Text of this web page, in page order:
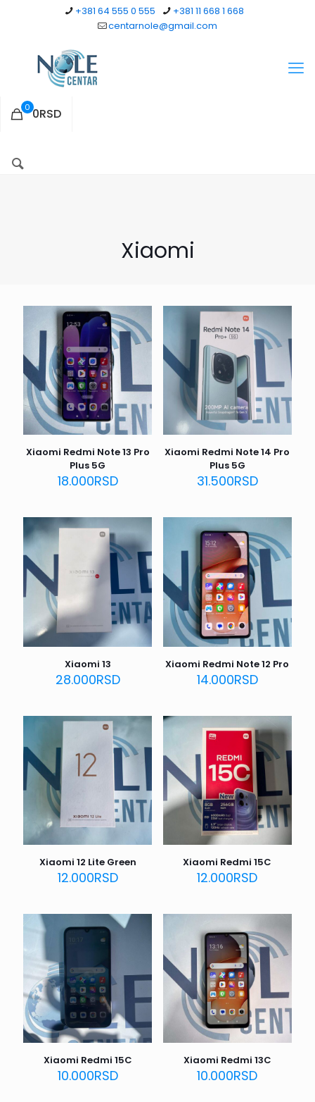
+381 64 555 0 555
+381 11 668 1 668
centarnole@gmail.com
0 0RSD
Xiaomi
Xiaomi Redmi Note 13 Pro
Plus 5G
18.000RSD
Xiaomi Redmi Note 14 Pro
Plus 5G
31.500RSD
Xiaomi 13
28.000RSD
Xiaomi Redmi Note 12 Pro
14.000RSD
Xiaomi 12 Lite Green
12.000RSD
Xiaomi Redmi 15C
12.000RSD
Xiaomi Redmi 15C
10.000RSD
Xiaomi Redmi 13C
10.000RSD